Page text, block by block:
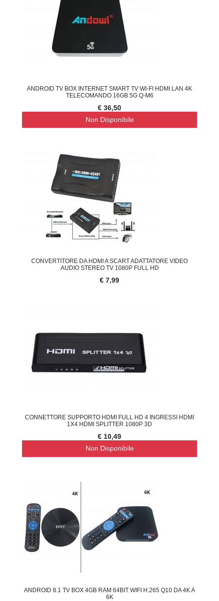
ANDROID TV BOX INTERNET SMART TV WI-FI HDMI LAN 4K
TELECOMANDO 16GB 5G Q-M6
€ 36,50
Non Disponibile
CONVERTITORE DA HDMI A SCART ADATTATORE VIDEO
AUDIO STEREO TV 1080P FULL HD
€ 7,99
CONNETTORE SUPPORTO HDMI FULL HD 4 INGRESSI HDMI
1X4 HDMI SPLITTER 1080P 3D
€ 10,49
Non Disponibile
ANDROID 8.1 TV BOX 4GB RAM 64BIT WIFI H.265 Q10 DA 4K A
6K